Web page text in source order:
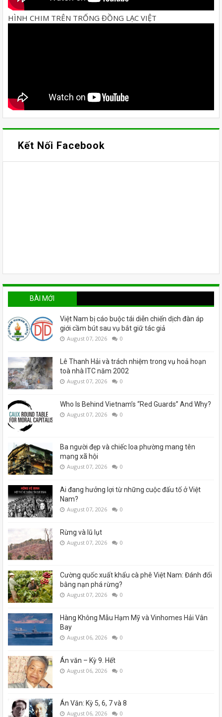
HÌNH CHIM TRÊN TRỐNG ĐỒNG LẠC VIỆT
Kết Nối Facebook
BÀI MỚI
Việt Nam bị cáo buộc tái diễn chiến dịch đàn áp
giới cầm bút sau vụ bắt giữ tác giả
August 07, 2026 0
Lê Thanh Hải và trách nhiệm trong vụ hoả hoạn
toà nhà ITC năm 2002
August 07, 2026 0
Who Is Behind Vietnam’s “Red Guards” And Why?
August 07, 2026 0
Ba người đẹp và chiếc loa phường mang tên
mạng xã hội
August 07, 2026 0
Ai đang hưởng lợi từ những cuộc đấu tố ở Việt
Nam?
August 07, 2026 0
Rừng và lũ lụt
August 07, 2026 0
Cường quốc xuất khẩu cà phê Việt Nam: Đánh đổi
bằng nạn phá rừng?
August 07, 2026 0
Hàng Không Mẫu Hạm Mỹ và Vinhomes Hải Vân
Bay
August 06, 2026 0
Án văn – Kỳ 9. Hết
August 06, 2026 0
Án Văn: Kỳ 5, 6, 7 và 8
August 06, 2026 0